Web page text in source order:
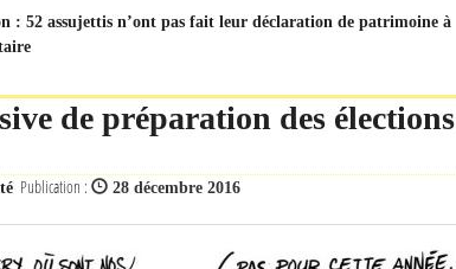
52 assujettis n’ont pas fait leur déclaration de patrimoine à
de préparation des élections
Publication : 28 décembre 2016